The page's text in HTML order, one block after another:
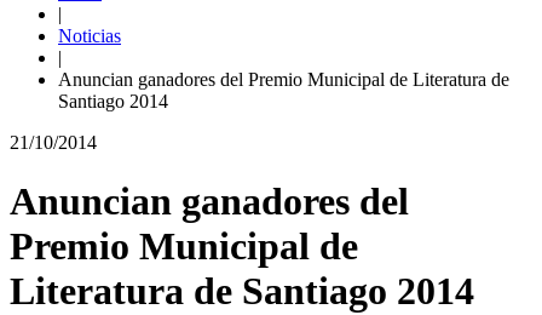
|
Noticias
|
Anuncian ganadores del Premio Municipal de Literatura de
Santiago 2014
21/10/2014
Anuncian ganadores del
Premio Municipal de
Literatura de Santiago 2014